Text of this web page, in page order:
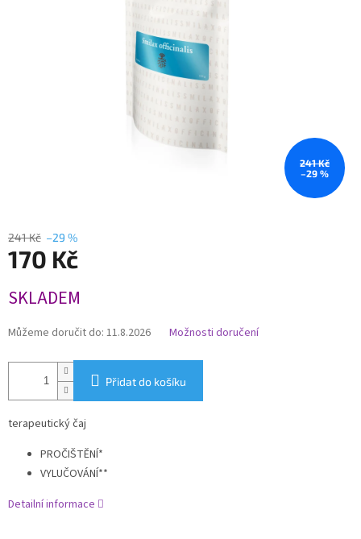
241 Kč
–29 %
241 Kč –29 %
170 Kč
cena:
SKLADEM
Můžeme doručit do: 11.8.2026 Možnosti doručení
Přidat do košíku
terapeutický čaj
PROČIŠTĚNÍ*
VYLUČOVÁNÍ**
Detailní informace